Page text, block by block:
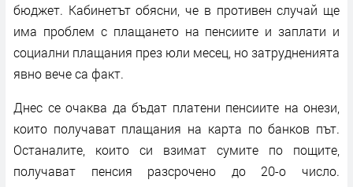
бюджет. Кабинетът обясни, че в противен случай ще
има проблем с плащането на пенсиите и заплати и
социални плащания през юли месец, но затрудненията
явно вече са факт.
Днес се очаква да бъдат платени пенсиите на онези,
които получават плащания на карта по банков път.
Останалите, които си взимат сумите по пощите,
получават пенсия разсрочено до 20-о число.